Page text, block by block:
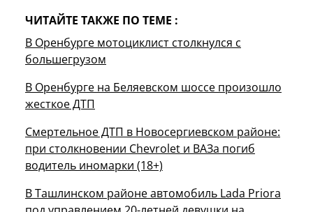
ЧИТАЙТЕ ТАКЖЕ ПО ТЕМЕ :
В Оренбурге мотоциклист столкнулся с
большегрузом
В Оренбурге на Беляевском шоссе произошло
жесткое ДТП
Смертельное ДТП в Новосергиевском районе:
при столкновении Chevrolet и ВАЗа погиб
водитель иномарки (18+)
В Ташлинском районе автомобиль Lada Priora